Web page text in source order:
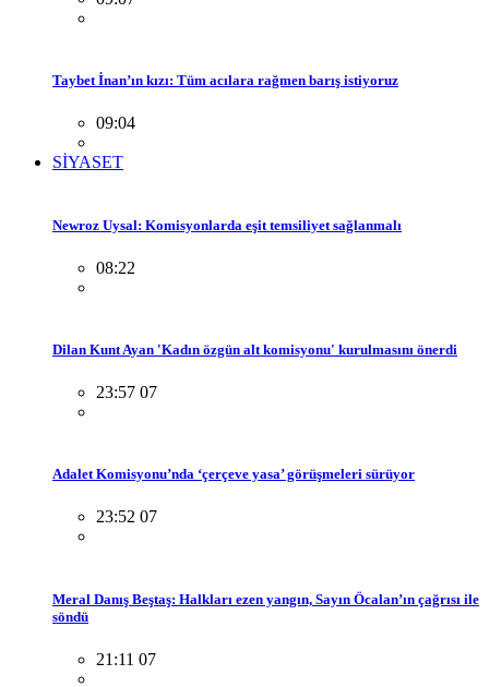
Taybet İnan’ın kızı: Tüm acılara rağmen barış istiyoruz
09:04
SİYASET
Newroz Uysal: Komisyonlarda eşit temsiliyet sağlanmalı
08:22
Dilan Kunt Ayan 'Kadın özgün alt komisyonu' kurulmasını önerdi
23:57 07
Adalet Komisyonu’nda ‘çerçeve yasa’ görüşmeleri sürüyor
23:52 07
Meral Danış Beştaş: Halkları ezen yangın, Sayın Öcalan’ın çağrısı ile
söndü
21:11 07